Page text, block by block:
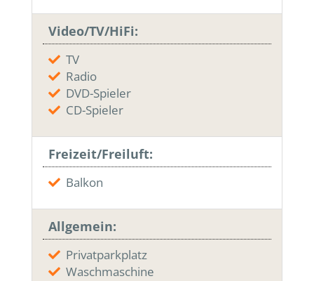
Video/TV/HiFi:
TV
Radio
DVD-Spieler
CD-Spieler
Freizeit/Freiluft:
Balkon
Allgemein:
Privatparkplatz
Waschmaschine